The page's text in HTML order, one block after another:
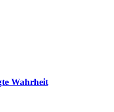
Wahrheit